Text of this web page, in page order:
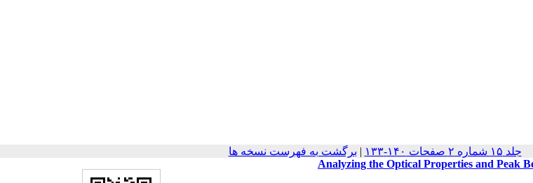
جلد ۱۵ شماره ۲ صفحات ۱۴۰-۱۳۳ | برگشت به فهرست نسخه ها
Analyzing the Optical Properties and Peak